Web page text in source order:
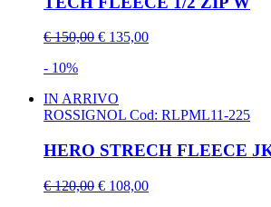
€ 150,00 € 135,00
- 10%
IN ARRIVO
ROSSIGNOL Cod: RLPML11-225
HERO STRECH FLEECE
€ 120,00 € 108,00